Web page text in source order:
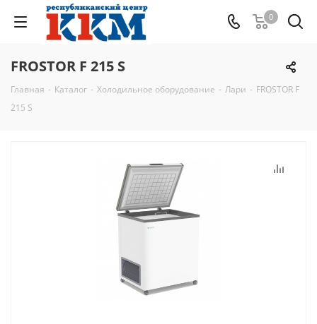
0
FROSTOR F 215 S
Главная - Каталог - Холодильное оборудование - Лари - FROSTOR F
215 S